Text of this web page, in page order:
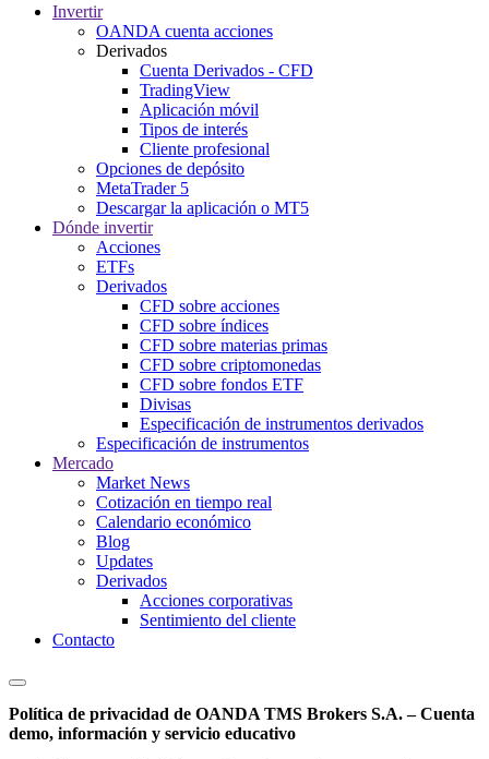
Invertir
OANDA cuenta acciones
Derivados
Cuenta Derivados - CFD
TradingView
Aplicación móvil
Tipos de interés
Cliente profesional
Opciones de depósito
MetaTrader 5
Descargar la aplicación o MT5
Dónde invertir
Acciones
ETFs
Derivados
CFD sobre acciones
CFD sobre índices
CFD sobre materias primas
CFD sobre criptomonedas
CFD sobre fondos ETF
Divisas
Especificación de instrumentos derivados
Especificación de instrumentos
Mercado
Market News
Cotización en tiempo real
Calendario económico
Blog
Updates
Derivados
Acciones corporativas
Sentimiento del cliente
Contacto
Política de privacidad de OANDA TMS Brokers S.A. – Cuenta
demo, información y servicio educativo